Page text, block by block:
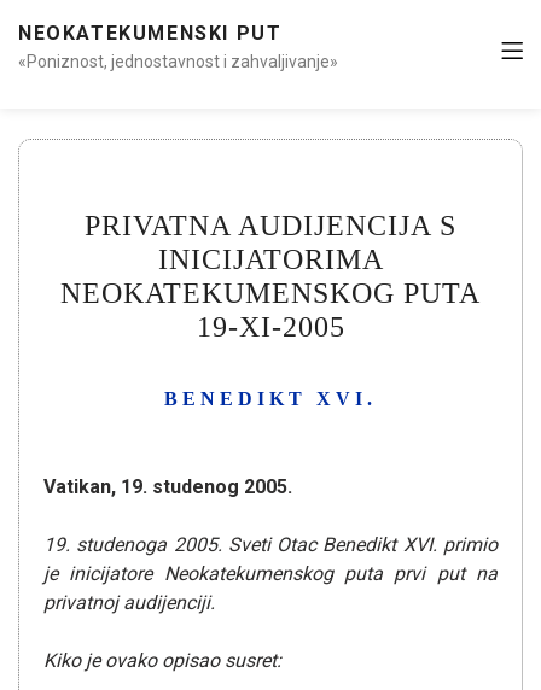
NEOKATEKUMENSKI PUT
«Poniznost, jednostavnost i zahvaljivanje»
PRIVATNA AUDIJENCIJA S
INICIJATORIMA
NEOKATEKUMENSKOG PUTA
19-XI-2005
BENEDIKT XVI.
Vatikan, 19. studenog 2005.
19. studenoga 2005. Sveti Otac Benedikt XVI. primio
je inicijatore Neokatekumenskog puta prvi put na
privatnoj audijenciji.
Kiko je ovako opisao susret: